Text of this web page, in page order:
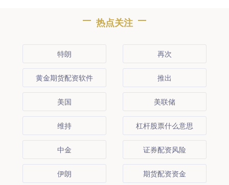
热点关注
特朗 再次
黄金期货配资软件 推出
美国 美联储
维持 杠杆股票什么意思
中金 证券配资风险
伊朗 期货配资资金